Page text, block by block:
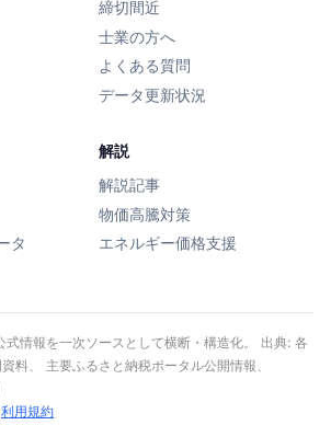
締切間近
士業の方へ
よくある質問
データ更新状況
タ
解説
解説記事
物価高騰対策
エネルギー価格支援
情報を一次ソースとして横断・構造化。 出典: 各
料、 主要ふるさと納税ポータル公開情報、
利用規約